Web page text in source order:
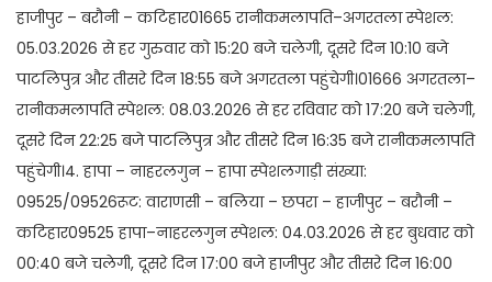
हाजीपुर – बरौनी – कटिहार01665 रानीकमलापति–अगरतला स्पेशल:
05.03.2026 से हर गुरुवार को 15:20 बजे चलेगी, दूसरे दिन 10:10 बजे
पाटलिपुत्र और तीसरे दिन 18:55 बजे अगरतला पहुंचेगी।01666 अगरतला–
रानीकमलापति स्पेशल: 08.03.2026 से हर रविवार को 17:20 बजे चलेगी,
दूसरे दिन 22:25 बजे पाटलिपुत्र और तीसरे दिन 16:35 बजे रानीकमलापति
पहुंचेगी।4. हापा – नाहरलगुन – हापा स्पेशलगाड़ी संख्या:
09525/09526रूट: वाराणसी – बलिया – छपरा – हाजीपुर – बरौनी –
कटिहार09525 हापा–नाहरलगुन स्पेशल: 04.03.2026 से हर बुधवार को
00:40 बजे चलेगी, दूसरे दिन 17:00 बजे हाजीपुर और तीसरे दिन 16:00